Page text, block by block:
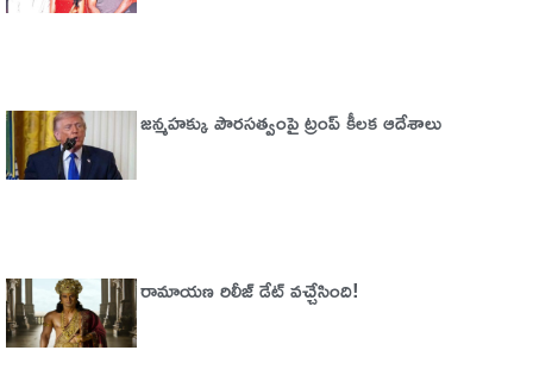
జన్మహక్కు పౌరసత్వంపై ట్రంప్ కీలక ఆదేశాలు
రామాయణ రిలీజ్ డేట్ వచ్చేసింది!